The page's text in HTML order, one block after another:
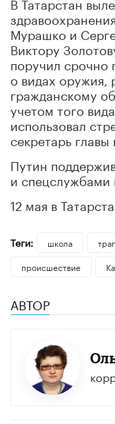
Мурашко и
Виктору
поручил срочно
о видах оружия,
гражданскому
учетом того
использовал
секретарь
Путин
и спецслужбами
12 мая в
Теги: школа
происшествие
АВТОР